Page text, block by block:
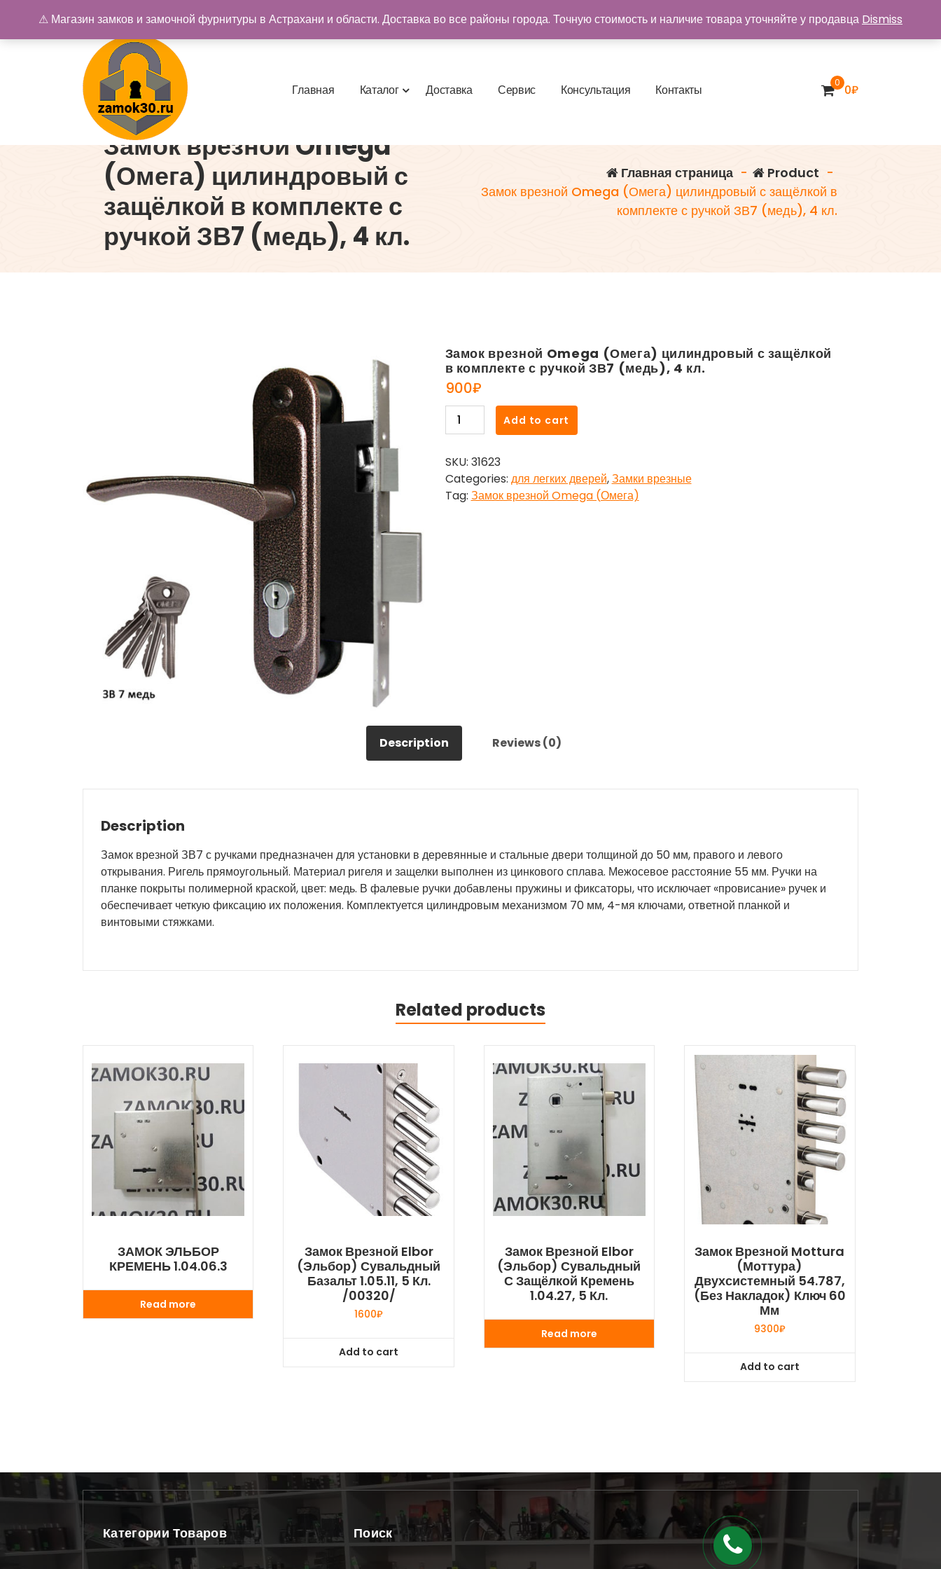
содержимому
Купить замок в Астрахани. Замки и дверная фурнитура
Главная Каталог Доставка Сервис Консультация Контакты 0 0₽
Замок врезной Omega
(Омега) цилиндровый с
защёлкой в комплекте с
ручкой ЗВ7 (медь), 4 кл.
Главная страница - Product -
Замок врезной Omega (Омега) цилиндровый с защёлкой в
комплекте с ручкой ЗВ7 (медь), 4 кл.
Замок врезной Omega (Омега) цилиндровый с защёлкой
в комплекте с ручкой ЗВ7 (медь), 4 кл.
900₽
Замок
врезной
(Омега)
цилиндровый
с
Add to cart
SKU: 31623
Categories: для легких дверей,Замки врезные
Tag: Замок врезной Omega (Омега)
Description Reviews (0)
Description
Замок врезной ЗВ7 с ручками предназначен для установки в деревянные и стальные двери толщиной до 50 мм, правого и левого
открывания. Ригель прямоугольный. Материал ригеля и защелки выполнен из цинкового сплава. Межосевое расстояние 55 мм. Ручки на
планке покрыты полимерной краской, цвет: медь. В фалевые ручки добавлены пружины и фиксаторы, что исключает «провисание» ручек и
обеспечивает четкую фиксацию их положения. Комплектуется цилиндровым механизмом 70 мм, 4-мя ключами, ответной планкой и
винтовыми стяжками.
Related products
ЗАМОК ЭЛЬБОР
КРЕМЕНЬ 1.04.06.3
Read more
Замок Врезной Elbor
(Эльбор) Сувальдный
Базальт 1.05.11, 5 Кл.
/00320/
1600₽
Add to cart
Замок Врезной Elbor
(Эльбор) Сувальдный
С Защёлкой Кремень
1.04.27, 5 Кл.
Read more
Замок Врезной Mottura
(Моттура)
Двухсистемный 54.787,
(без Накладок) Ключ 60
Мм
9300₽
Add to cart
Категории Товаров Поиск
⚠ Магазин замков и замочной фурнитуры в Астрахани и области. Доставка во все районы города. Точную стоимость и наличие товара уточняйте у продавца Dismiss